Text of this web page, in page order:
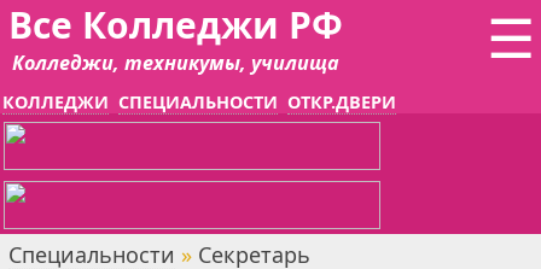
☰
Все Колледжи РФ
Колледжи, техникумы, училища
КОЛЛЕДЖИ СПЕЦИАЛЬНОСТИ ОТКР.ДВЕРИ
Специальности » Секретарь